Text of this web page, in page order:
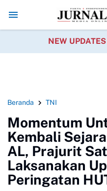
Pengisian BBM BojongOrang
NEW UPDATES
Beranda TNI
Momentum
Kembali
AL, Prajurit
Laksanakan
Peringatan